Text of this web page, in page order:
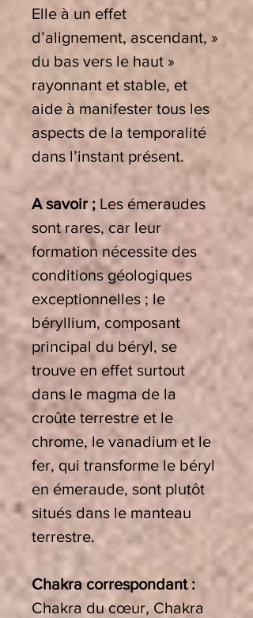
Elle à un effet
d’alignement, ascendant, »
du bas vers le haut »
rayonnant et stable, et
aide à manifester tous les
aspects de la temporalité
dans l’instant présent.
A savoir ; Les émeraudes
sont rares, car leur
formation nécessite des
conditions géologiques
exceptionnelles ; le
béryllium, composant
principal du béryl, se
trouve en effet surtout
dans le magma de la
croûte terrestre et le
chrome, le vanadium et le
fer, qui transforme le béryl
en émeraude, sont plutôt
situés dans le manteau
terrestre.
Chakra correspondant :
Chakra du cœur, Chakra